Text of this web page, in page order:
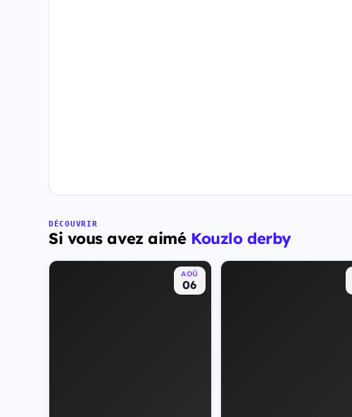
DÉCOUVRIR
Si vous avez aimé Kouzlo derby
AOÛ
06